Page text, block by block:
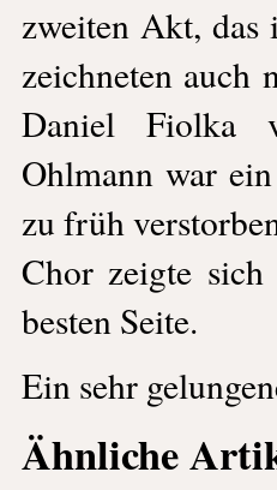
zweiten Akt,
zeichneten auch
Daniel Fiolka
Ohlmann war
zu früh
Chor zeigte
besten Seite.
Ein sehr
Ähnliche